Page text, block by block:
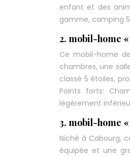
enfant et des
gamme, camping 5
2. mobil-home
Ce mobil-home
chambres, une
classé 5 étoiles,
Points forts:
légèrement
3. mobil-home
Niché à Cabourg,
équipée et une